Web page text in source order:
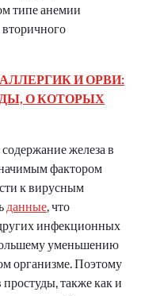
типе анемии
И ОРВИ:
О КОТОРЫХ
железа в
фактором
к вирусным
данные , что
инфекционных
уменьшению
организме. Поэтому
также как и